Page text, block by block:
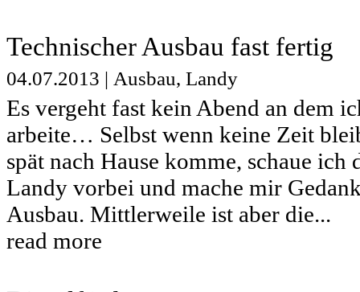
Technischer Ausbau fast fertig
04.07.2013 | Ausbau, Landy
Es vergeht fast kein Abend an dem
arbeite… Selbst wenn keine Zeit
spät nach Hause komme, schaue ich
Landy vorbei und mache mir
Ausbau. Mittlerweile ist aber die...
read more